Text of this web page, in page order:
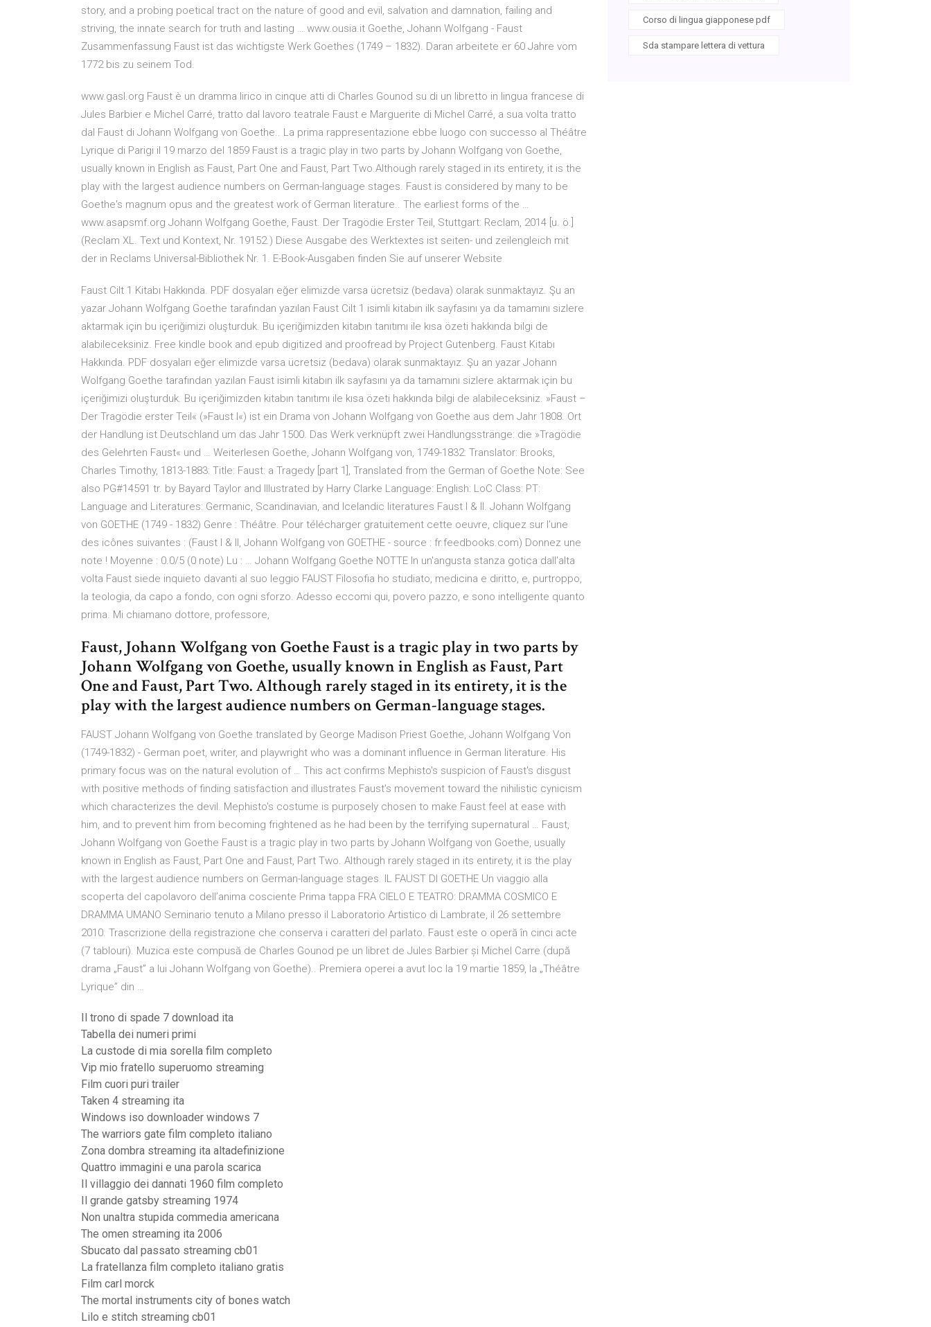
story, and a probing poetical tract on the nature of good and evil, salvation and damnation, failing and
striving, the innate search for truth and lasting … www.ousia.it Goethe, Johann Wolfgang - Faust
Zusammenfassung Faust ist das wichtigste Werk Goethes (1749 – 1832). Daran arbeitete er 60 Jahre vom
1772 bis zu seinem Tod.
www.gasl.org Faust è un dramma lirico in cinque atti di Charles Gounod su di un libretto in lingua francese di
Jules Barbier e Michel Carré, tratto dal lavoro teatrale Faust e Marguerite di Michel Carré, a sua volta tratto
dal Faust di Johann Wolfgang von Goethe.. La prima rappresentazione ebbe luogo con successo al Théâtre
Lyrique di Parigi il 19 marzo del 1859 Faust is a tragic play in two parts by Johann Wolfgang von Goethe,
usually known in English as Faust, Part One and Faust, Part Two.Although rarely staged in its entirety, it is the
play with the largest audience numbers on German-language stages. Faust is considered by many to be
Goethe's magnum opus and the greatest work of German literature.. The earliest forms of the …
www.asapsmf.org Johann Wolfgang Goethe, Faust. Der Tragödie Erster Teil, Stuttgart: Reclam, 2014 [u. ö.]
(Reclam XL. Text und Kontext, Nr. 19152.) Diese Ausgabe des Werktextes ist seiten- und zeilengleich mit
der in Reclams Universal-Bibliothek Nr. 1. E-Book-Ausgaben finden Sie auf unserer Website
Faust Cilt 1 Kitabı Hakkında. PDF dosyaları eğer elimizde varsa ücretsiz (bedava) olarak sunmaktayız. Şu an
yazar Johann Wolfgang Goethe tarafından yazılan Faust Cilt 1 isimli kitabın ilk sayfasını ya da tamamını sizlere
aktarmak için bu içeriğimizi oluşturduk. Bu içeriğimizden kitabın tanıtımı ile kısa özeti hakkında bilgi de
alabileceksiniz. Free kindle book and epub digitized and proofread by Project Gutenberg. Faust Kitabı
Hakkında. PDF dosyaları eğer elimizde varsa ücretsiz (bedava) olarak sunmaktayız. Şu an yazar Johann
Wolfgang Goethe tarafından yazılan Faust isimli kitabın ilk sayfasını ya da tamamını sizlere aktarmak için bu
içeriğimizi oluşturduk. Bu içeriğimizden kitabın tanıtımı ile kısa özeti hakkında bilgi de alabileceksiniz. »Faust –
Der Tragödie erster Teil« (»Faust I«) ist ein Drama von Johann Wolfgang von Goethe aus dem Jahr 1808. Ort
der Handlung ist Deutschland um das Jahr 1500. Das Werk verknüpft zwei Handlungsstränge: die »Tragödie
des Gelehrten Faust« und … Weiterlesen Goethe, Johann Wolfgang von, 1749-1832: Translator: Brooks,
Charles Timothy, 1813-1883: Title: Faust: a Tragedy [part 1], Translated from the German of Goethe Note: See
also PG#14591 tr. by Bayard Taylor and Illustrated by Harry Clarke Language: English: LoC Class: PT:
Language and Literatures: Germanic, Scandinavian, and Icelandic literatures Faust I & II. Johann Wolfgang
von GOETHE (1749 - 1832) Genre : Théâtre. Pour télécharger gratuitement cette oeuvre, cliquez sur l'une
des icônes suivantes : (Faust I & II, Johann Wolfgang von GOETHE - source : fr.feedbooks.com) Donnez une
note ! Moyenne : 0.0/5 (0 note) Lu : … Johann Wolfgang Goethe NOTTE In un'angusta stanza gotica dall'alta
volta Faust siede inquieto davanti al suo leggio FAUST Filosofia ho studiato, medicina e diritto, e, purtroppo,
la teologia, da capo a fondo, con ogni sforzo. Adesso eccomi qui, povero pazzo, e sono intelligente quanto
prima. Mi chiamano dottore, professore,
Faust, Johann Wolfgang von Goethe Faust is a tragic play in two parts by
Johann Wolfgang von Goethe, usually known in English as Faust, Part
One and Faust, Part Two. Although rarely staged in its entirety, it is the
play with the largest audience numbers on German-language stages.
FAUST Johann Wolfgang von Goethe translated by George Madison Priest Goethe, Johann Wolfgang Von
(1749-1832) - German poet, writer, and playwright who was a dominant influence in German literature. His
primary focus was on the natural evolution of … This act confirms Mephisto's suspicion of Faust's disgust
with positive methods of finding satisfaction and illustrates Faust's movement toward the nihilistic cynicism
which characterizes the devil. Mephisto's costume is purposely chosen to make Faust feel at ease with
him, and to prevent him from becoming frightened as he had been by the terrifying supernatural … Faust,
Johann Wolfgang von Goethe Faust is a tragic play in two parts by Johann Wolfgang von Goethe, usually
known in English as Faust, Part One and Faust, Part Two. Although rarely staged in its entirety, it is the play
with the largest audience numbers on German-language stages. IL FAUST DI GOETHE Un viaggio alla
scoperta del capolavoro dell’anima cosciente Prima tappa FRA CIELO E TEATRO: DRAMMA COSMICO E
DRAMMA UMANO Seminario tenuto a Milano presso il Laboratorio Artistico di Lambrate, il 26 settembre
2010. Trascrizione della registrazione che conserva i caratteri del parlato. Faust este o operă în cinci acte
(7 tablouri). Muzica este compusă de Charles Gounod pe un libret de Jules Barbier și Michel Carre (după
drama „Faust” a lui Johann Wolfgang von Goethe).. Premiera operei a avut loc la 19 martie 1859, la „Théâtre
Lyrique” din …
Il trono di spade 7 download ita
Tabella dei numeri primi
La custode di mia sorella film completo
Vip mio fratello superuomo streaming
Film cuori puri trailer
Taken 4 streaming ita
Windows iso downloader windows 7
The warriors gate film completo italiano
Zona dombra streaming ita altadefinizione
Quattro immagini e una parola scarica
Il villaggio dei dannati 1960 film completo
Il grande gatsby streaming 1974
Non unaltra stupida commedia americana
The omen streaming ita 2006
Sbucato dal passato streaming cb01
La fratellanza film completo italiano gratis
Film carl morck
The mortal instruments city of bones watch
Lilo e stitch streaming cb01
Corso di lingua giapponese pdf
Sda stampare lettera di vettura